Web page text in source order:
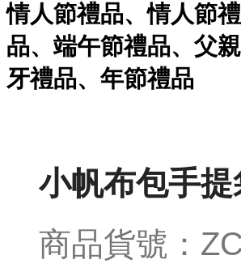
情人節禮品、情人節
品、端午節禮品、 父
牙禮品、 年節禮品
小帆布包手
商品貨號：